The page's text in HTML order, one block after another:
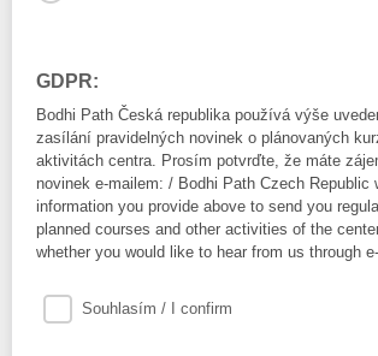
GDPR:
Bodhi Path Česká republika používá výše
zasílání pravidelných novinek o plánovaných
aktivitách centra. Prosím potvrďte, že máte
novinek e-mailem: / Bodhi Path Czech Republic
information you provide above to send you
planned courses and other activities of the
whether you would like to hear from us through
Souhlasím / I confirm